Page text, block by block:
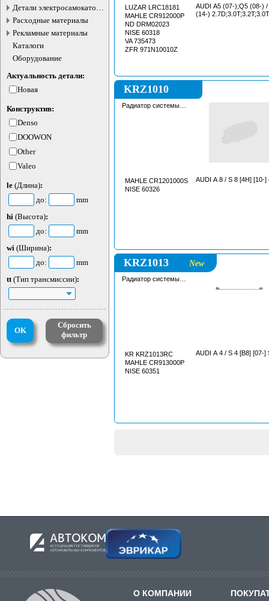
Детали электросамокатов и
электротранспорта
Расходные материалы
Рекламные материалы
Каталоги
Оборудование
Актуальность детали:
Новая
Конструктив:
Denso
DOOWON
Other
Valeo
le (Длина):
до:
mm
hi (Высота):
до:
mm
wi (Ширина):
до:
mm
tt(Тип трансмиссии):
OK
Сбросить
фильтр
LUZAR LRC18181
MAHLE CR912000P
ND DRM02023
NISE 60318
VA 735473
ZFR 971N10010Z
AUDI A5 (07-);Q5 (08-)
(14-)
KRZ1010
Радиатор системы
MAHLE CR1201000S
NISE 60326
AUDI A 8 / S 8 [4H] [10-]
KRZ1013 New
Радиатор системы
KR KRZ1013RC
MAHLE CR913000P
NISE 60351
AUDI A 4 / S 4 [B8] [07-]
О КОМПАНИИ